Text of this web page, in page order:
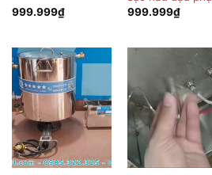
999.999₫
999.999₫